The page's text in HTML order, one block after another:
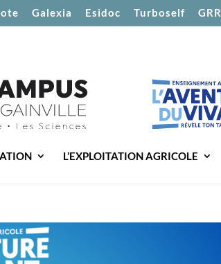
Galexia Esidoc Turboself GRR
L’EXPLOITATION AGRICOLE